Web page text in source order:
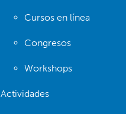
Cursos en línea
Congresos
Workshops
Actividades